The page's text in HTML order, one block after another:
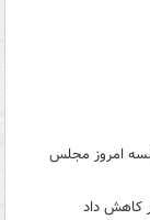
امروز مجلس